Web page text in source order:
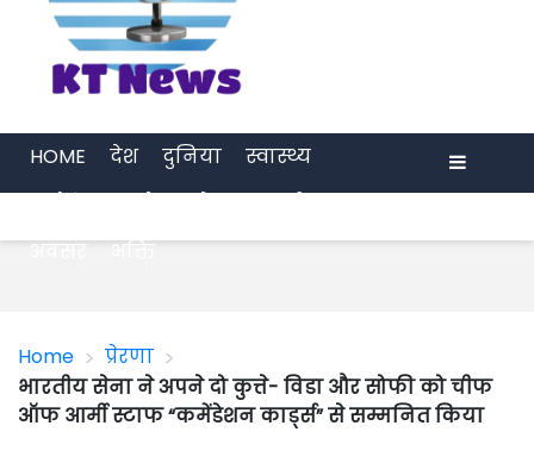
HOME देश दुनिया
स्वास्थ्य
अवसर
भक्ति
Home > प्रेरणा >
भारतीय सेना ने अपने दो कुत्ते- विडा और सोफी को चीफ
ऑफ आर्मी स्टाफ “कमेंडेशन कार्ड्स” से सम्मनित किया